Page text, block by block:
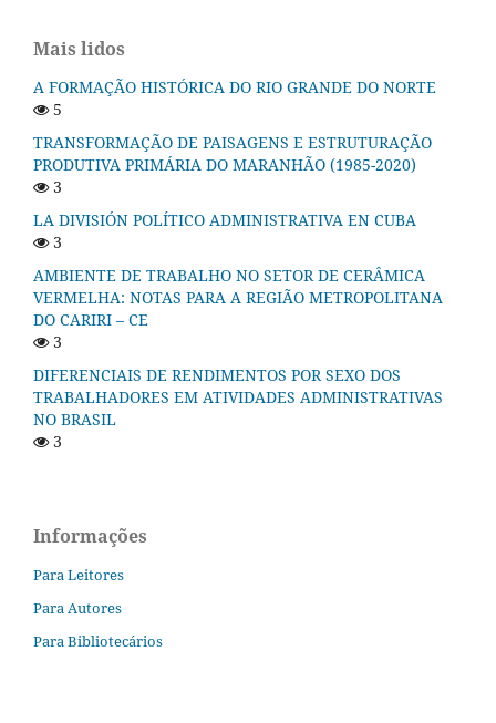
Mais lidos
A FORMAÇÃO HISTÓRICA DO RIO GRANDE DO NORTE
5
TRANSFORMAÇÃO DE PAISAGENS E ESTRUTURAÇÃO
PRODUTIVA PRIMÁRIA DO MARANHÃO (1985-2020)
3
LA DIVISIÓN POLÍTICO ADMINISTRATIVA EN CUBA
3
AMBIENTE DE TRABALHO NO SETOR DE CERÂMICA
VERMELHA: NOTAS PARA A REGIÃO METROPOLITANA
DO CARIRI – CE
3
DIFERENCIAIS DE RENDIMENTOS POR SEXO DOS
TRABALHADORES EM ATIVIDADES ADMINISTRATIVAS
NO BRASIL
3
Informações
Para Leitores
Para Autores
Para Bibliotecários